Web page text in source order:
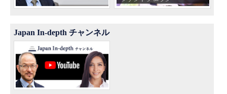
Japan In-depth チャンネル